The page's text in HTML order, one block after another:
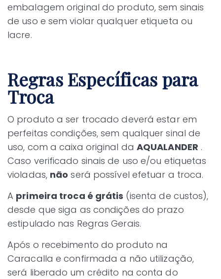
embalagem original do produto, sem sinais
de uso e sem violar qualquer etiqueta ou
lacre.
Regras Específicas para
Troca
O produto a ser trocado deverá estar em
perfeitas condições, sem qualquer sinal de
uso, com a caixa original da AQUALANDER .
Caso verificado sinais de uso e/ou etiquetas
violadas, não será possível efetuar a troca.
A primeira troca é grátis (isenta de custos),
desde que siga as condições do prazo
estipulado nas Regras Gerais.
Após o recebimento do produto na
Caracalla e confirmada a não utilização,
será liberado um crédito na conta do